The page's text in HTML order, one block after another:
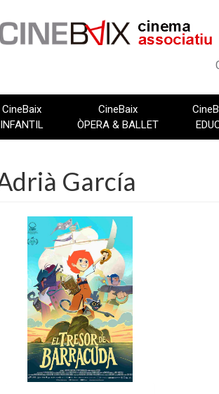
CineBaix
INFANTIL
CineBaix
ÒPERA & BALLET
García